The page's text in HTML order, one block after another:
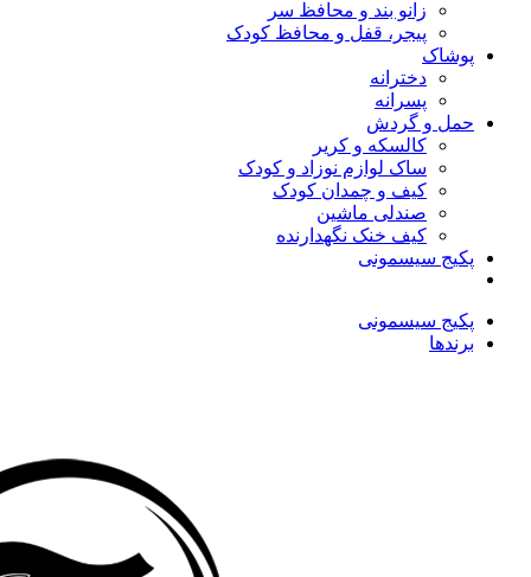
زانو بند و محافظ سر
پیجر، قفل و محافظ کودک
پوشاک
دخترانه
پسرانه
حمل و گردش
کالسکه و کریر
ساک لوازم نوزاد و کودک
کیف و چمدان کودک
صندلی ماشین
کیف خنک نگهدارنده
پکیج سیسمونی
پکیج سیسمونی
برندها